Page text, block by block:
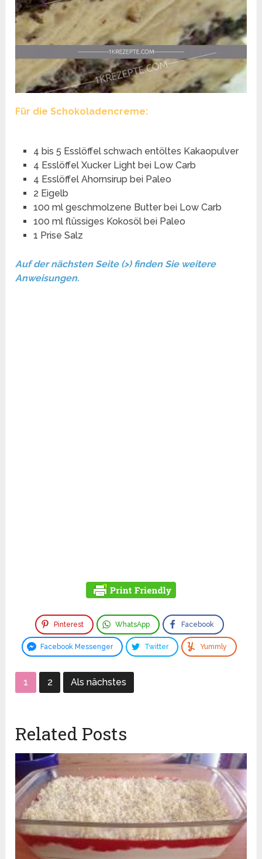
Für die Schokoladencreme:
4 bis 5 Esslöffel schwach entöltes Kakaopulver
4 Esslöffel Xucker Light bei Low Carb
4 Esslöffel Ahornsirup bei Paleo
2 Eigelb
100 ml geschmolzene Butter bei Low Carb
100 ml flüssiges Kokosöl bei Paleo
1 Prise Salz
Auf der nächsten Seite (>) finden Sie weitere
Anweisungen.
Pinterest WhatsApp Facebook
Facebook Messenger Twitter Yummly
1 2 Als nächstes
Related Posts